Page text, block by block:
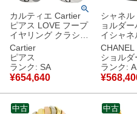
カルティエ Cartier
ピアス LOVE フープ
イヤリング クラシッ
クモデル ホワイトゴ
ールド K18 18K 750
WG 【箱】 【中古】
新品同様品
Cartier
ピアス
ランク: SA
¥654,640
シャネル
ョルダ
イシャネ
ショルダ
スキン
ルド金具
ンダムシ
古】中古
CHANEL
ショルダ
ランク: A
¥
中古 中古